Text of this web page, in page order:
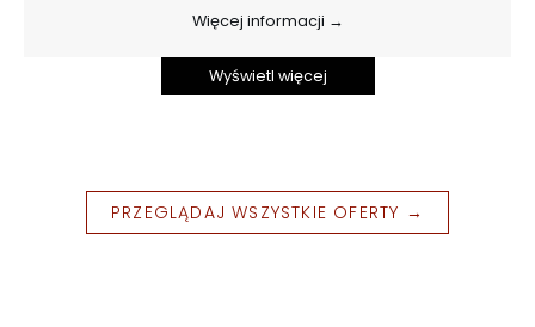
Więcej informacji →
Wyświetl więcej
PRZEGLĄDAJ WSZYSTKIE OFERTY →